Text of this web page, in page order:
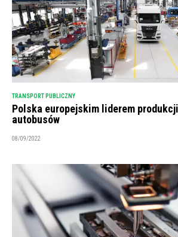
TRANSPORT PUBLICZNY
Polska europejskim liderem
autobusów
08/09/2022